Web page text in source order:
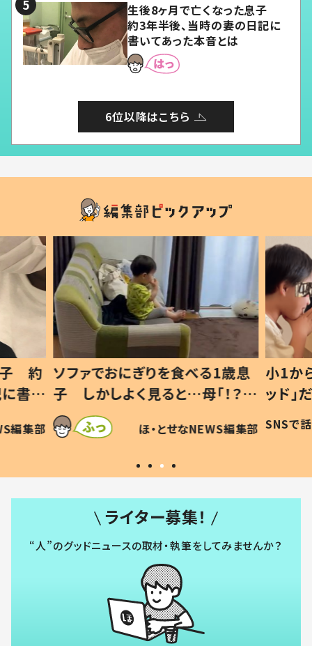
生後8ヶ月で亡くなった息子
約3年半後、当時の妻の日記に
書いてあった本音とは
6位以降はこちら
子 約
書い
編集部
ソファでおにぎりを食べる1歳息
子 しかしよく見ると…母「！？」
すべてを察した母の投稿に「可愛
いから許す！」「現行犯〜」
ほ・とせなNEWS編集部
小1か
ッド
作り
#令和
SNSで
ライター募集！
“人”のグッドニュースの取材・執筆をしてみませんか？